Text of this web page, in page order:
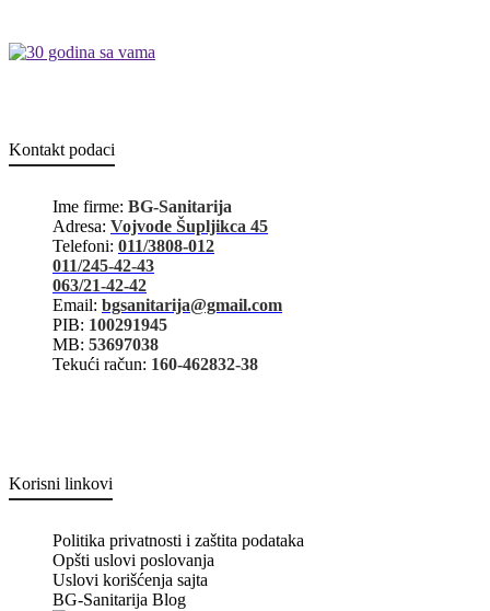
Kontakt podaci
Ime firme: BG-Sanitarija
Adresa: Vojvode Šupljikca 45
Telefoni: 011/3808-012
011/245-42-43
063/21-42-42
Email: bgsanitarija@gmail.com
PIB: 100291945
MB: 53697038
Tekući račun: 160-462832-38
Korisni linkovi
Politika privatnosti i zaštita podataka
Opšti uslovi poslovanja
Uslovi korišćenja sajta
BG-Sanitarija Blog